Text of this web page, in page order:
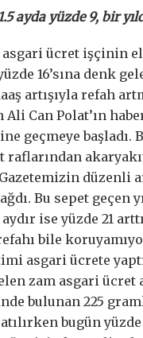
ayda yüzde 9, bir
asgari ücret işçinin
16’sına denk
artışıyla refah
Ali Can Polat’ın
geçmeye başladı.
raflarından
düzenli
Bu sepet geçen
ise yüzde 21
bile
asgari ücrete
zam asgari
bulunan 225
bugün